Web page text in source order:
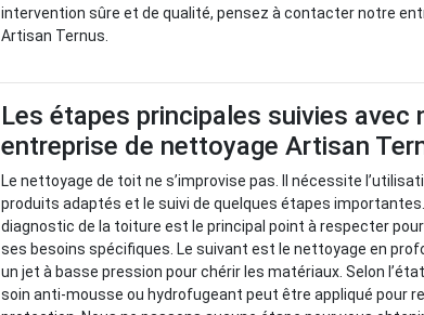
intervention sûre et de qualité, pensez à contacter notre
Artisan Ternus.
Les étapes principales suivies avec
entreprise de nettoyage Artisan
Le nettoyage de toit ne s’improvise pas. Il nécessite
produits adaptés et le suivi de quelques étapes
diagnostic de la toiture est le principal point à respecter
ses besoins spécifiques. Le suivant est le nettoyage en
un jet à basse pression pour chérir les matériaux. Selon
soin anti-mousse ou hydrofugeant peut être appliqué pour